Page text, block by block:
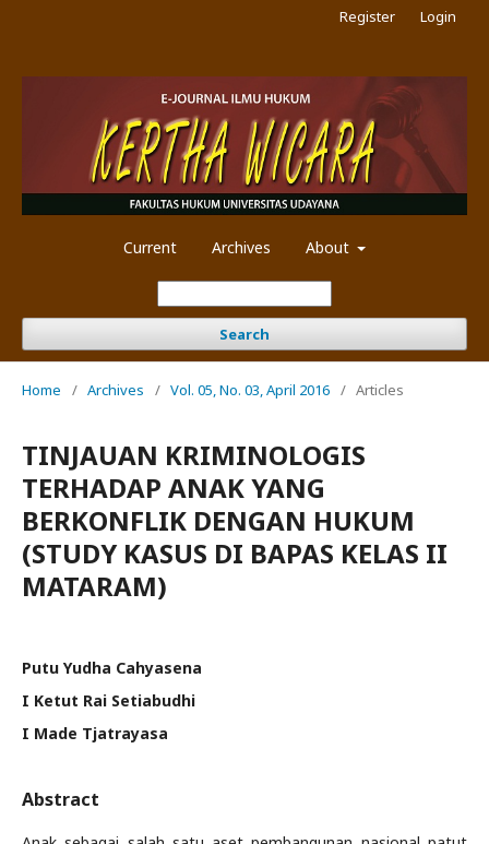
Current Archives About
Search
Register Login
Home / Archives / Vol. 05, No. 03, April 2016 / Articles
TINJAUAN KRIMINOLOGIS
TERHADAP ANAK YANG
BERKONFLIK DENGAN HUKUM
(STUDY KASUS DI BAPAS KELAS II
MATARAM)
Putu Yudha Cahyasena
I Ketut Rai Setiabudhi
I Made Tjatrayasa
Abstract